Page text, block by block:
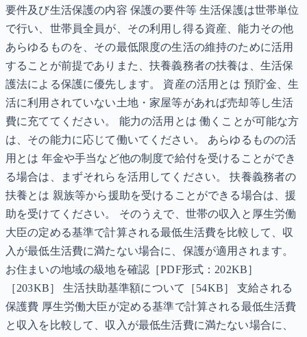
要件及び生活保護の内容 保護の要件等 生活保護は世帯単位
で行い、世帯員全員が、その利用し得る資産、能力その他
あらゆるものを、その最低限度の生活の維持のために活用
することが前提でありまた、扶養義務者の扶養は、生活保
護法による保護に優先します。 資産の活用とは 預貯金、生
活に利用されていない土地・家屋等があれば売却等し生活
費に充ててください。 能力の活用とは 働くことが可能な方
は、その能力に応じて働いてください。 あらゆるものの活
用とは 年金や手当など他の制度で給付を受けることができ
る場合は、まずそれらを活用してください。 扶養義務者の
扶養とは 親族等から援助を受けることができる場合は、援
助を受けてください。 そのうえで、世帯の収入と厚生労働
大臣の定める基準で計算される最低生活費を比較して、収
入が最低生活費に満たない場合に、保護が適用されます。
お住まいの地域の級地を確認［PDF形式：202KB］
［203KB］ 生活扶助基準額について［54KB］ 支給される
保護費 厚生労働大臣が定める基準で計算される最低生活費
と収入を比較して、収入が最低生活費に満たない場合に、